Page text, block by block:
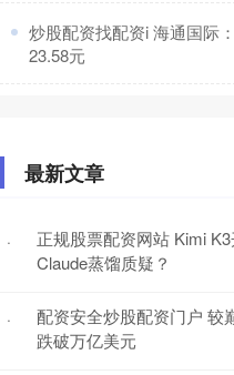
炒股配资找配资i 海通国际
23.58元
最新文章
·
正规股票配资网站 Kimi
Claude蒸馏质疑？
·
配资安全炒股配资门户 较
跌破万亿美元